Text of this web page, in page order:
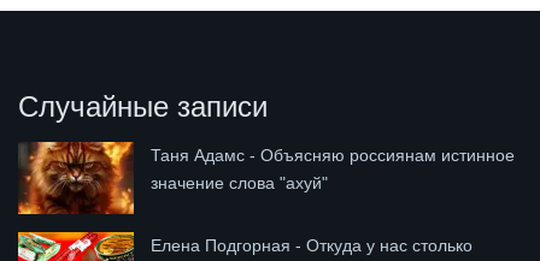
Случайные записи
Таня Адамс - Объясняю россиянам истинное
значение слова "ахуй"
Елена Подгорная - Откуда у нас столько